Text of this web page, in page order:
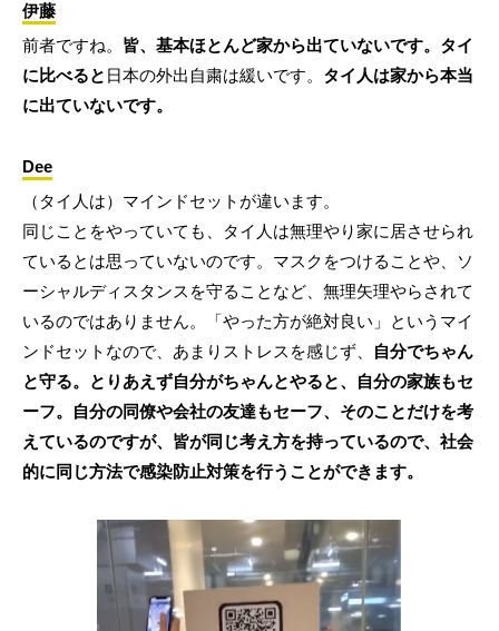
伊藤
前者ですね。 皆、基本ほとんど家から出ていないです。タイ
に比べると 日本の外出自粛は緩いです。 タイ人は家から本当
に出ていないです。
Dee
（タイ人は）マインドセットが違います。
同じことをやっていても、タイ人は無理やり家に居させられ
ているとは思っていないのです。マスクをつけることや、ソ
ーシャルディスタンスを守ることなど、無理矢理やらされて
いるのではありません。「やった方が絶対良い」というマイ
ンドセットなので、あまりストレスを感じず、
自分でちゃん
と守る。とりあえず自分がちゃんとやると、自分の家族もセ
ーフ。自分の同僚や会社の友達もセーフ、そのことだけを考
えているのですが、皆が同じ考え方を持っているので、社会
的に同じ方法で感染防止対策を行うことができます。